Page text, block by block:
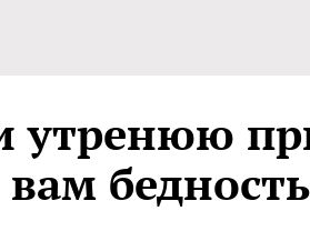
утренюю
бедность